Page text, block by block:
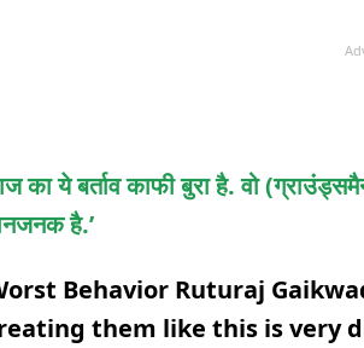
का ये बर्ताव काफी बुरा है. वो
है.’
Behavior Ruturaj
them like this is very